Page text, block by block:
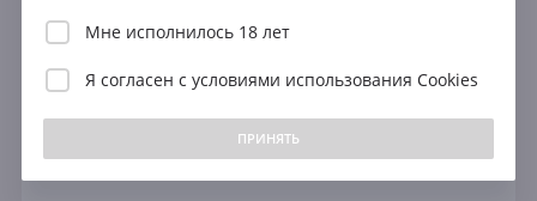
Мне исполнилось 18 лет
Я согласен с условиями использования Cookies
ПРИНЯТЬ